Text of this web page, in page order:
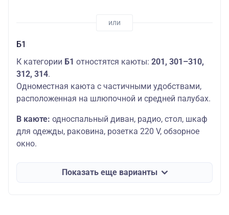
Б1
К категории Б1 отностятся каюты: 201, 301–310,
312, 314.
Одноместная каюта с частичными удобствами,
расположенная на шлюпочной и средней палубах.
В каюте: односпальный диван, радио, стол, шкаф
для одежды, раковина, розетка 220 V, обзорное
окно.
Показать еще варианты